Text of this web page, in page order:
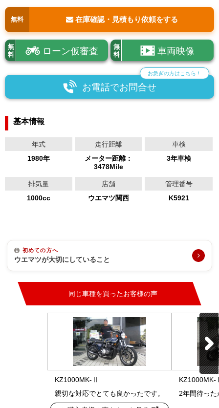
無料 在庫確認・見積もり依頼をする
無
料
ローン仮審査
無
料
車両映像
お電話でお問合せ
お急ぎの方はこちら！
基本情報
年式
1980年
走行距離
メーター距離：
3478Mile
車検
3年車検
排気量
1000cc
店舗
ウエマツ関西
管理番号
K5921
初めての方へ
ウエマツが大切にしていること
同じ車種を買ったお客様の声
KZ1000MK-Ⅱ
親切な対応でとても良かったです。
2年間待っ